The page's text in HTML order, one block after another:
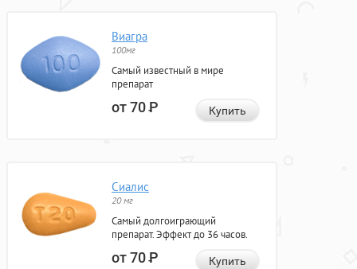
Виагра
100мг
Самый известный в мире
препарат
от 70Р Купить
Сиалис
20 мг
Самый долгоиграющий
препарат. Эффект до 36 часов.
от 70Р Купить